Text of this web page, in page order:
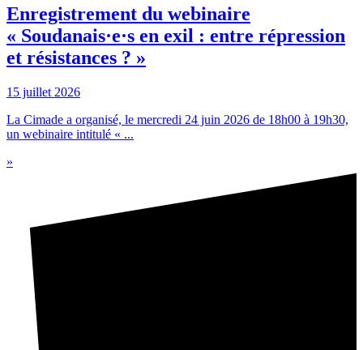
Enregistrement du webinaire
« Soudanais·e·s en exil : entre répression
et résistances ? »
15 juillet 2026
La Cimade a organisé, le mercredi 24 juin 2026 de 18h00 à 19h30,
un webinaire intitulé « ...
»